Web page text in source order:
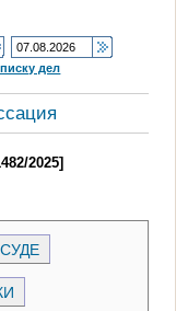
дел
2025]